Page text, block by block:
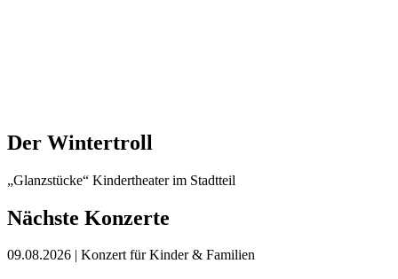
Der Wintertroll
„Glanzstücke“ Kindertheater im Stadtteil
Nächste Konzerte
09.08.2026 | Konzert für Kinder & Familien